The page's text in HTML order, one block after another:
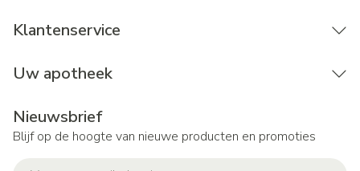
Klantenservice
Uw apotheek
Nieuwsbrief
Blijf op de hoogte van nieuwe producten en promoties